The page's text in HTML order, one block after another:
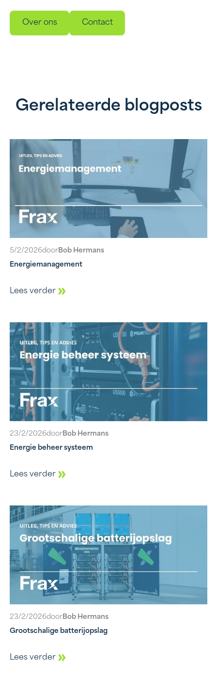
Over ons Contact
Gerelateerde blogposts
5/2/2026door Bob Hermans
Energiemanagement
Lees verder
23/2/2026door Bob Hermans
Energie beheer systeem
Lees verder
23/2/2026door Bob Hermans
Grootschalige batterijopslag
Lees verder